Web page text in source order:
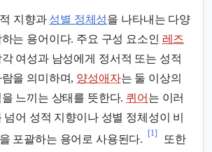
지향과 성별 정체성을 나타내는 다양
는 용어이다. 주요 구성 요소인 레즈
각 여성과 남성에게 정서적 또는 성적
을 의미하며, 양성애자는 둘 이상의
느끼는 상태를 뜻한다. 퀴어 는 이러
어 성적 지향이나 성별 정체성이 비
포괄하는 용어로 사용된다.
[1]
또한